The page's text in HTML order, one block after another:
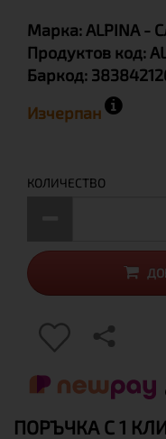
Марка: ALPINA -
Продуктов код:
Баркод:
Изчерпан
КОЛИЧЕСТВО
ПОРЪЧКА С 1